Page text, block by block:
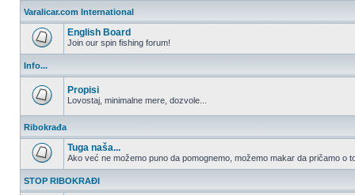
postova
Varalicar.com International
English Board
Join our spin fishing forum!
Info...
nepročitanih
postova
Propisi
Lovostaj, minimalne mere, dozvole...
Ribokrađa
postova
Tuga naša...
Ako već ne možemo puno da pomognemo, možemo makar da pričamo o
STOP RIBOKRAĐI